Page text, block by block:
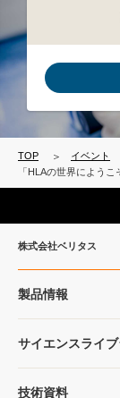
TOP イベント
「HLAの世界によう
株式会社ベリタス
製品情報
サイエンスライブ
技術資料